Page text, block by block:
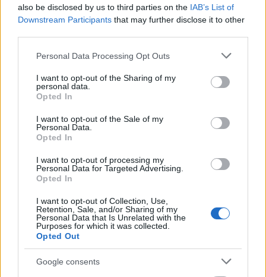
also be disclosed by us to third parties on the IAB’s List of
Downstream Participants that may further disclose it to other
Please note that this website/app uses one or more Google
not limited to your visit or usage behaviour. You may click to
grant or deny consent to Google and its third-party tags to
use your data for below specified purposes in below Google
consent section.
Personal Data Processing Opt Outs
I want to opt-out of the Sharing of my
personal data.
Opted In
I want to opt-out of the Sale of my
Personal Data.
Opted In
I want to opt-out of processing my
Personal Data for Targeted Advertising.
Opted In
I want to opt-out of Collection, Use,
Retention, Sale, and/or Sharing of my
Personal Data that Is Unrelated with the
Purposes for which it was collected.
Opted Out
Google consents
Η βαθμολογία σας*
Η αξιολόγησή σας*
Email*